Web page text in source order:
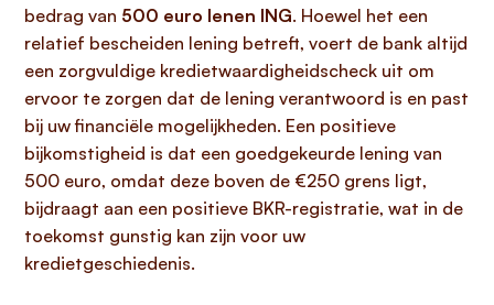
bedrag van 500 euro lenen ING. Hoewel het een
relatief bescheiden lening betreft, voert de bank altijd
een zorgvuldige kredietwaardigheidscheck uit om
ervoor te zorgen dat de lening verantwoord is en past
bij uw financiële mogelijkheden. Een positieve
bijkomstigheid is dat een goedgekeurde lening van
500 euro, omdat deze boven de €250 grens ligt,
bijdraagt aan een positieve BKR-registratie, wat in de
toekomst gunstig kan zijn voor uw
kredietgeschiedenis.